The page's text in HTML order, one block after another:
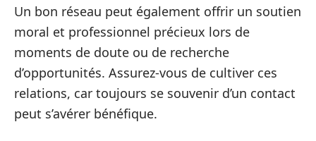
Un bon réseau peut également offrir un soutien
moral et professionnel précieux lors de
moments de doute ou de recherche
d’opportunités. Assurez-vous de cultiver ces
relations, car toujours se souvenir d’un contact
peut s’avérer bénéfique.